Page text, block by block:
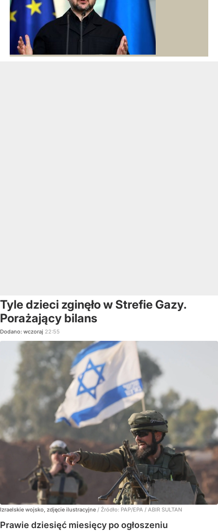
Tyle dzieci zginęło w Strefie Gazy.
Porażający bilans
Dodano: wczoraj 22:55
Izraelskie wojsko, zdjęcie ilustracyjne / Źródło: PAP/EPA / ABIR SULTAN
Prawie dziesięć miesięcy po ogłoszeniu